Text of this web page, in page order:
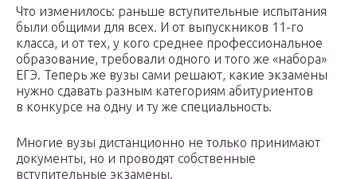
Что изменилось: раньше вступительные испытания
были общими для всех. И от выпускников 11-го
класса, и от тех, у кого среднее профессиональное
образование, требовали одного и того же «набора»
ЕГЭ. Теперь же вузы сами решают, какие экзамены
нужно сдавать разным категориям абитуриентов
в конкурсе на одну и ту же специальность.
Многие вузы дистанционно не только принимают
документы, но и проводят собственные
вступительные экзамены.